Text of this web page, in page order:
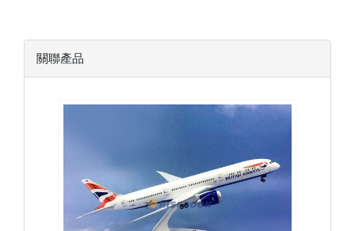
關聯產品
BAW20B789P01